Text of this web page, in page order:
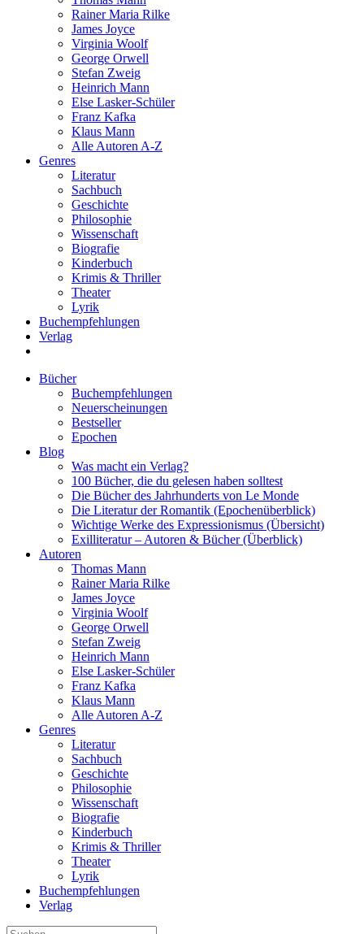
Rainer Maria Rilke
James Joyce
Virginia Woolf
George Orwell
Stefan Zweig
Heinrich Mann
Else Lasker-Schüler
Franz Kafka
Klaus Mann
Alle Autoren A-Z
Genres
Literatur
Sachbuch
Geschichte
Philosophie
Wissenschaft
Biografie
Kinderbuch
Krimis & Thriller
Theater
Lyrik
Buchempfehlungen
Verlag
Bücher
Buchempfehlungen
Neuerscheinungen
Bestseller
Epochen
Blog
Was macht ein Verlag?
100 Bücher, die du gelesen haben solltest
Die Bücher des Jahrhunderts von Le Monde
Die Literatur der Romantik (Epochenüberblick)
Wichtige Werke des Expressionismus (Übersicht)
Exilliteratur – Autoren & Bücher (Überblick)
Autoren
Thomas Mann
Rainer Maria Rilke
James Joyce
Virginia Woolf
George Orwell
Stefan Zweig
Heinrich Mann
Else Lasker-Schüler
Franz Kafka
Klaus Mann
Alle Autoren A-Z
Genres
Literatur
Sachbuch
Geschichte
Philosophie
Wissenschaft
Biografie
Kinderbuch
Krimis & Thriller
Theater
Lyrik
Buchempfehlungen
Verlag